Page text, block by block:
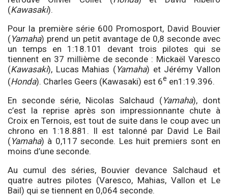
(Kawasaki).
Pour la première série 600 Promosport, David Bouvier
(Yamaha) prend un petit avantage de 0,8 seconde avec
un temps en 1:18.101 devant trois pilotes qui se
tiennent en 37 millième de seconde : Mickaël Varesco
(Kawasaki), Lucas Mahias (Yamaha) et Jérémy Vallon
(Honda). Charles Geers (Kawasaki) est 6e en1:19.396.
En seconde série, Nicolas Salchaud (Yamaha), dont
c’est la reprise après son impressionnante chute à
Croix en Ternois, est tout de suite dans le coup avec un
chrono en 1:18.881. Il est talonné par David Le Bail
(Yamaha) à 0,117 seconde. Les huit premiers sont en
moins d’une seconde.
Au cumul des séries, Bouvier devance Salchaud et
quatre autres pilotes (Varesco, Mahias, Vallon et Le
Bail) qui se tiennent en 0,064 seconde.